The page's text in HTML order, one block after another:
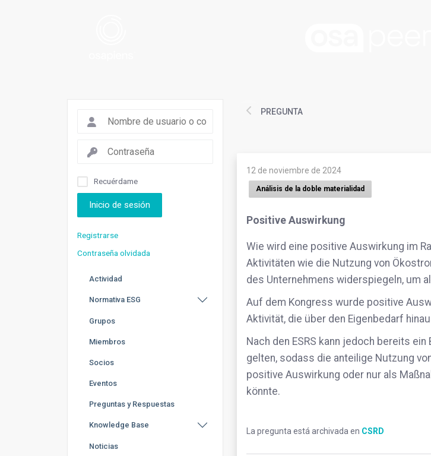
Recuérdame
Inicio de sesión
Registrarse
Contraseña olvidada
Actividad
Normativa ESG
Grupos
Miembros
Socios
Eventos
Preguntas y Respuestas
Knowledge Base
Noticias
PREGUNTA
12 de noviembre de 2024
Análisis de la doble materialidad
Positive Auswirkung
Wie wird eine positive Auswirkung im
Aktivitäten wie die Nutzung von
des Unternehmens widerspiegeln, um
Auf dem Kongress wurde positive
Aktivität, die über den Eigenbedarf
Nach den ESRS kann jedoch bereits
gelten, sodass die anteilige Nutzung
positive Auswirkung oder nur als
könnte.
La pregunta está archivada en CSRD